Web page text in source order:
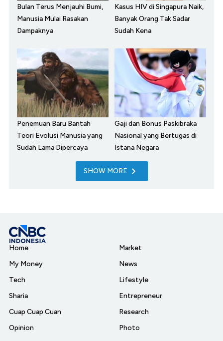
Bulan Terus Menjauhi Bumi,
Manusia Mulai Rasakan
Dampaknya
Kasus HIV di Singapura Naik,
Banyak Orang Tak Sadar
Sudah Kena
Penemuan Baru Bantah
Teori Evolusi Manusia yang
Sudah Lama Dipercaya
Gaji dan Bonus Paskibraka
Nasional yang Bertugas di
Istana Negara
SHOW MORE
Home
My Money
Tech
Sharia
Cuap Cuap Cuan
Opinion
Market
News
Lifestyle
Entrepreneur
Research
Photo